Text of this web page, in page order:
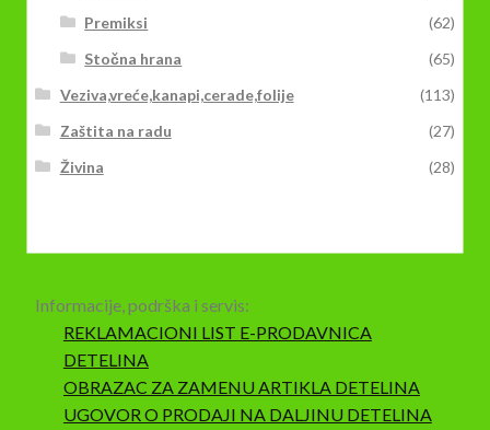
Premiksi
(62)
Stočna hrana
(65)
Veziva,vreće,kanapi,cerade,folije
(113)
Zaštita na radu
(27)
Živina
(28)
Informacije, podrška i servis:
REKLAMACIONI LIST E-PRODAVNICA
DETELINA
OBRAZAC ZA ZAMENU ARTIKLA DETELINA
UGOVOR O PRODAJI NA DALJINU DETELINA